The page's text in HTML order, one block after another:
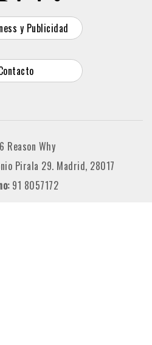
y Publicidad
Why
Pirala 29. Madrid, 28017
91 8057172